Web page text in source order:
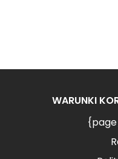
WARUNKI